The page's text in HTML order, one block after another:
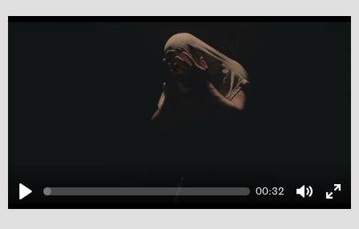
Play
00:32
Mute